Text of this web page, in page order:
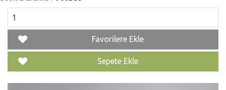
Favorilere Ekle
Sepete Ekle